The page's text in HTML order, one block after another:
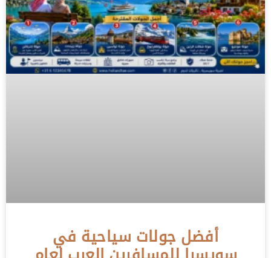
أفضل جولات سياحية في
سويسرا للمسافرين العرب لعام